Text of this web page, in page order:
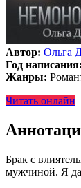
Автор: Ольга
Год написания:
Жанры:
Читать онлайн
Брак с
мужчиной. Я